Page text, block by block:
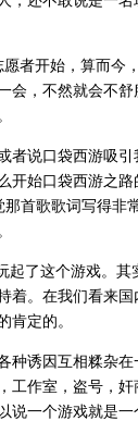
开始，算而今
会，不然就会不
说口袋西游吸引
开始口袋西游之
首歌歌词写得非
了这个游戏。其
着。在我们看来
肯定的。
诱因互相糅杂在
工作室，盗号，
说一个游戏就是